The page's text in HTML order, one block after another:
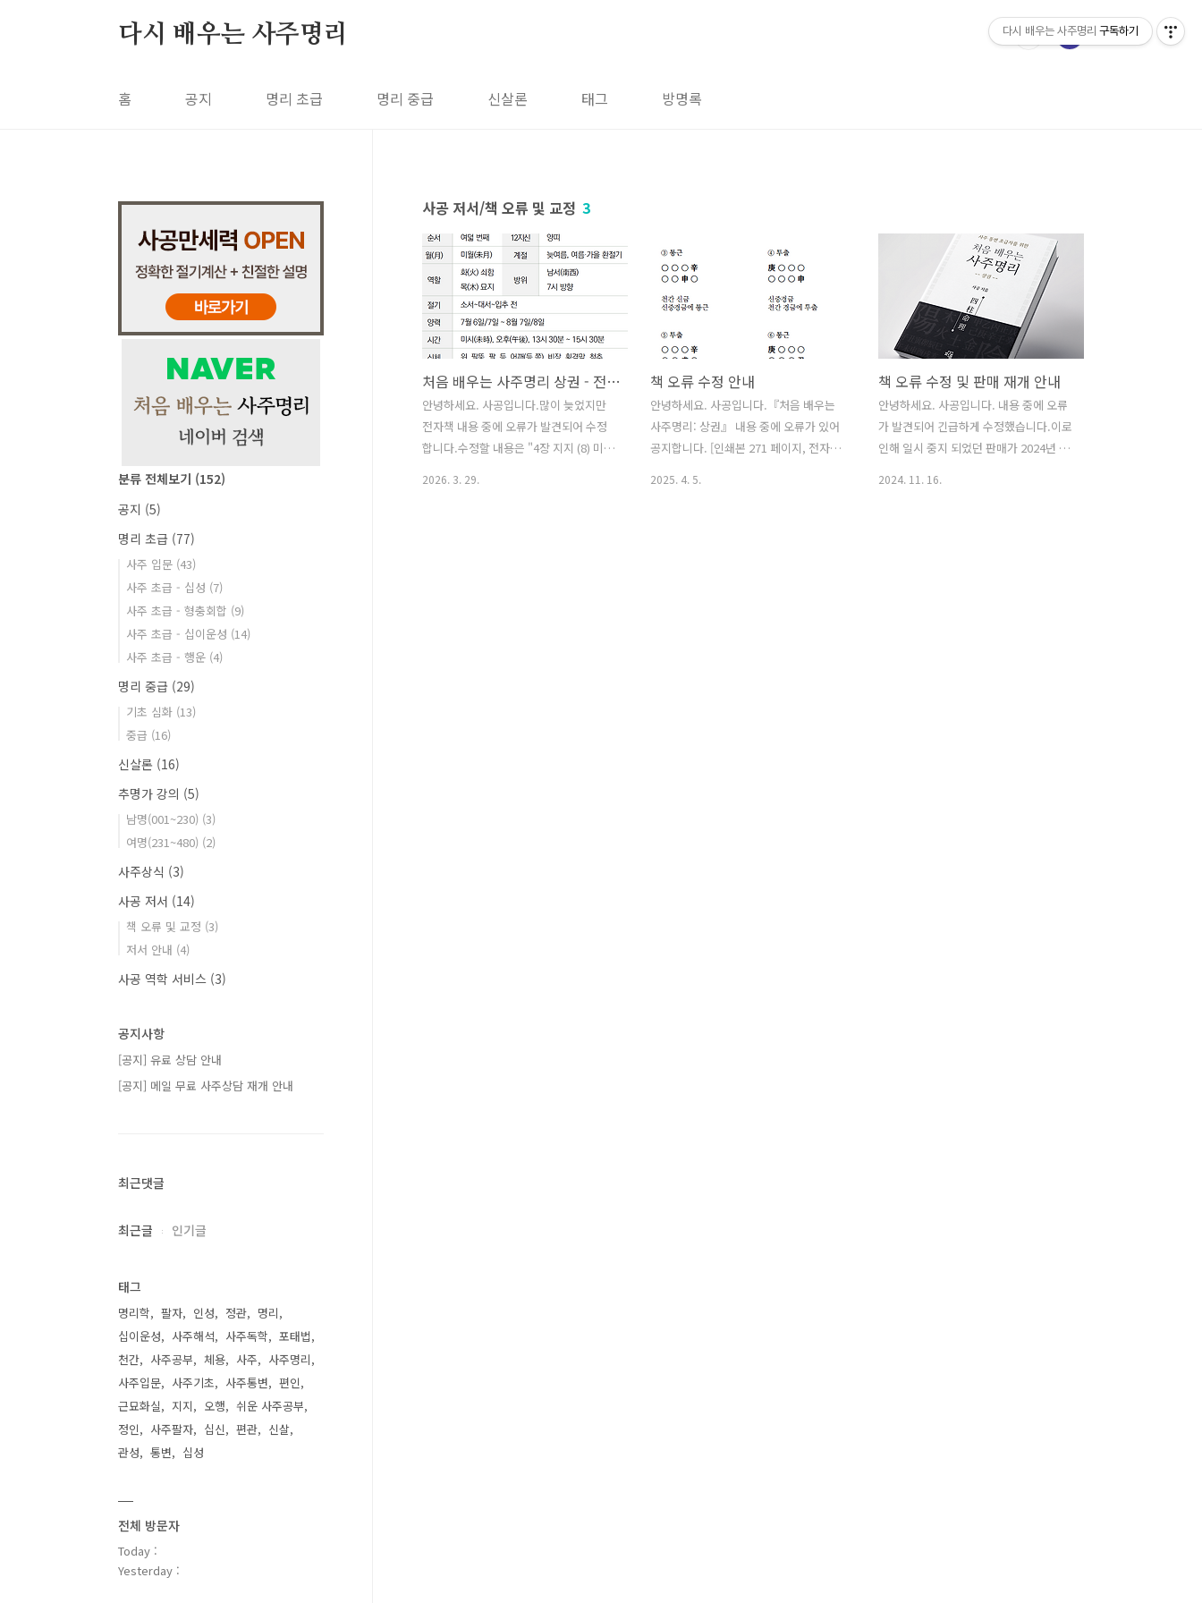
다시 배우는 사주명리
홈 공지 명리 초급 명리 중급 신살론 태그 방명록
사공 저서/책 오류 및 교정 3
처음 배우는 사주명리 상권 - 전자책 오류 수정
안녕하세요. 사공입니다.많이 늦었지만
전자책 내용 중에 오류가 발견되어 수정
합니다.수정할 내용은 "4장 지지 (8) 미
2026. 3. 29.
책 오류 수정 안내
안녕하세요. 사공입니다.『처음 배우는
사주명리: 상권』 내용 중에 오류가 있어
공지합니다. [인쇄본 271 페이지, 전자책
2025. 4. 5.
책 오류 수정 및 판매 재개 안내
안녕하세요. 사공입니다. 내용 중에 오류
가 발견되어 긴급하게 수정했습니다.이로
인해 일시 중지 되었던 판매가 2024년 11
2024. 11. 16.
분류 전체보기 (152)
공지 (5)
명리 초급 (77)
사주 입문 (43)
사주 초급 - 십성 (7)
사주 초급 - 형충회합 (9)
사주 초급 - 십이운성 (14)
사주 초급 - 행운 (4)
명리 중급 (29)
기초 심화 (13)
중급 (16)
신살론 (16)
추명가 강의 (5)
남명(001~230) (3)
여명(231~480) (2)
사주상식 (3)
사공 저서 (14)
책 오류 및 교정 (3)
저서 안내 (4)
사공 역학 서비스 (3)
공지사항
[공지] 유료 상담 안내
[공지] 메일 무료 사주상담 재개 안내
최근댓글
최근글 인기글
태그
명리학 팔자 인성 정관
명리
십이운성
사주해석 사주독학
포태법
천간
사주공부 체용 사주
사주명리
사주입문
사주기초 사주통변
편인
근묘화실
지지 오행
쉬운 사주공부
정인
사주팔자 십신 편관
신살
관성
통변 십성
전체 방문자
Today :
Yesterday :
다시 배우는 사주명리 구독하기